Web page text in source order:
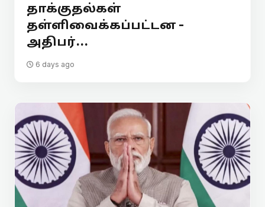
தாக்குதல்கள்
தள்ளிவைக்கப்பட்டன -
அதிபர்...
6 days ago